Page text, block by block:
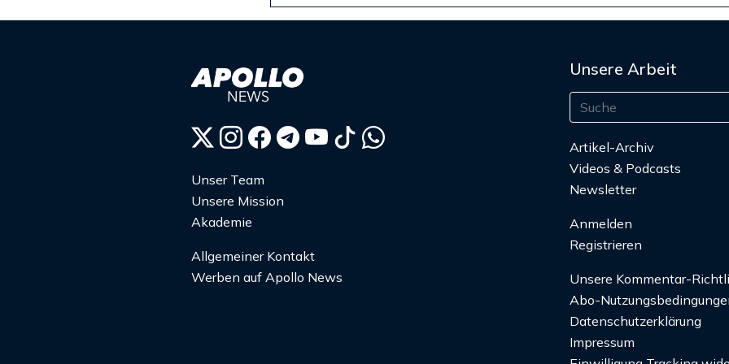
Unser Team
Unsere Mission
Akademie
Allgemeiner Kontakt
Werben auf Apollo News
Unsere Arbeit
Artikel-Archiv
Videos & Podcasts
Newsletter
Anmelden
Registrieren
Unsere Kommentar-
Abo-
Datenschutzerklärung
Impressum